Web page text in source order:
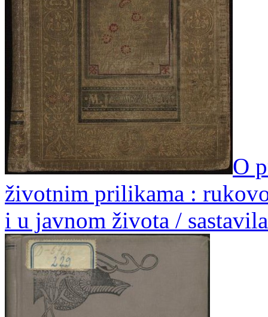
O
životnim prilikama :
i u javnom života /